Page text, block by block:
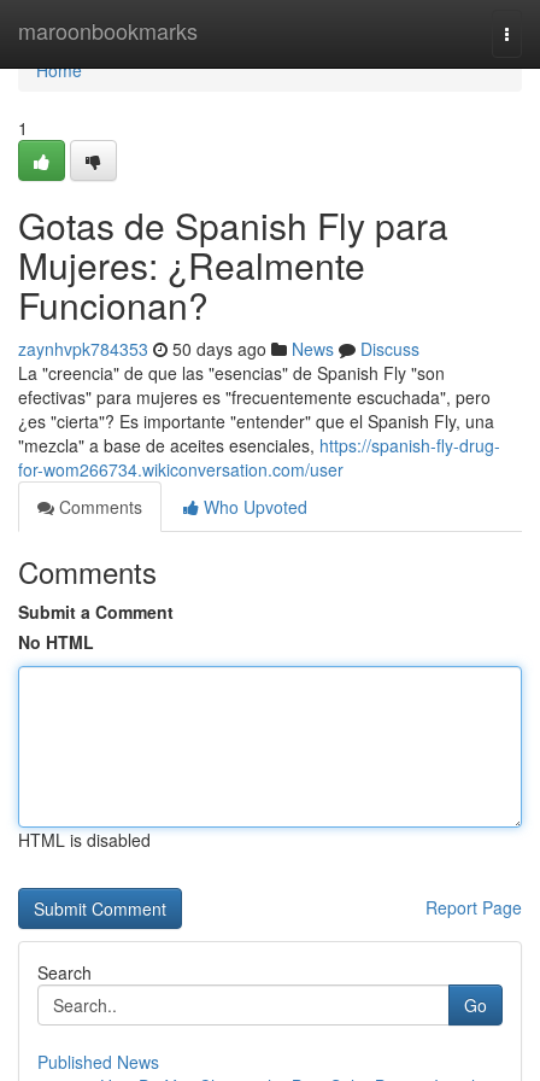
maroonbookmarks
Home
Home
1
Gotas de Spanish Fly para
Mujeres: ¿Realmente
Funcionan?
zaynhvpk784353 50 days ago News
Discuss
La "creencia" de que las "esencias" de Spanish Fly "son
efectivas" para mujeres es "frecuentemente escuchada", pero
¿es "cierta"? Es importante "entender" que el Spanish Fly, una
"mezcla" a base de aceites esenciales, https://spanish-fly-drug-
for-wom266734.wikiconversation.com/user
Comments
Who Upvoted
Comments
Submit a Comment
No HTML
HTML is disabled
Report Page
Search
Go
Published News